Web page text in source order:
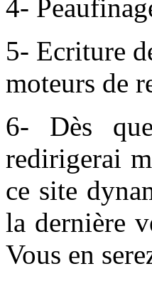
4-
5- Ecriture
moteurs de
6- Dès
redirigerai
ce site
la dernière
Vous en